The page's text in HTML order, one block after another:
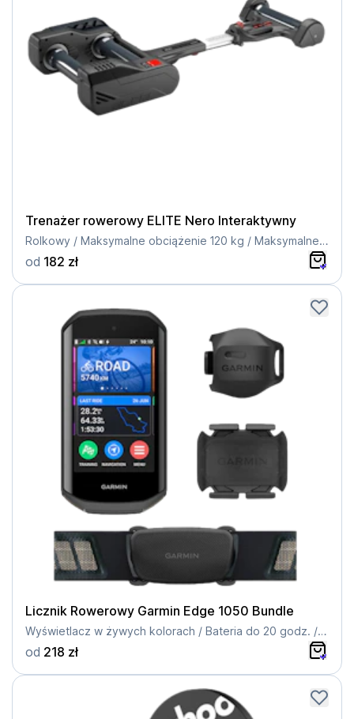
Trenażer rowerowy ELITE Nero Interaktywny
Rolkowy / Maksymalne obciążenie 120 kg / Maksymalne nachylenie 7% / Magnetyczny
od 182 zł
Licznik Rowerowy Garmin Edge 1050 Bundle
Wyświetlacz w żywych kolorach / Bateria do 20 godz. / Komunikacja grupowa / Spersonalizowane plany treningowe
od 218 zł